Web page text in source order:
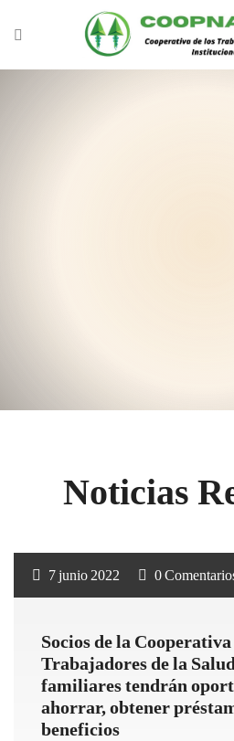
Noticias
7 junio 2022 0
Socios de la Cooperativa
Trabajadores de la
familiares tendrán
ahorrar, obtener
beneficios